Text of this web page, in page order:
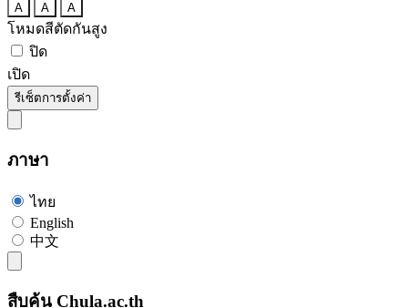
A A A
โหมดสีตัดกันสูง
ปิด
เปิด
รีเซ็ตการตั้งค่า
ภาษา
ไทย
English
中文
สืบค้น Chula.ac.th